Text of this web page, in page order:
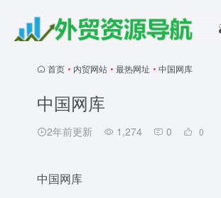
首页 • 内贸网站 • 最热网址 • 中国网库
中国网库
2年前更新 1,274 0 0
中国网库